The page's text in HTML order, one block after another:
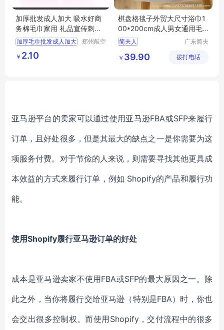
加厚批发成人加大 吸水好商
务棉毛巾家用 礼品宣传刺绣l
ogo
加厚毛巾批发成人加大
吸水好商务棉毛巾家用
礼品宣传刺绣logo
郑州航空
￥ 2.10
棋盘格毯子外贸大尺寸浴巾1
00*200cm成人男女通用毛
巾毯
简夫人
广东简夫
限公司
￥ 39.90 拨打电话
亚马逊平台的卖家可以通过使用亚马逊FBA或SFP来履行
订单，且好处很多，但是其最大的缺点之一是你需要为这
项服务付费。对于节俭的人来说，则需要寻找其他更具成
本效益的方式来履行订单，例如 Shopify的产品和履行功
能。
使用Shopify履行亚马逊订单的好处
成本是亚马逊卖家不使用FBA或SFP的最大原因之一。除
此之外，当你将履行交给亚马逊（特别是FBA）时，你也
会交出很多控制权。而使用Shopify，交付流程中的很多